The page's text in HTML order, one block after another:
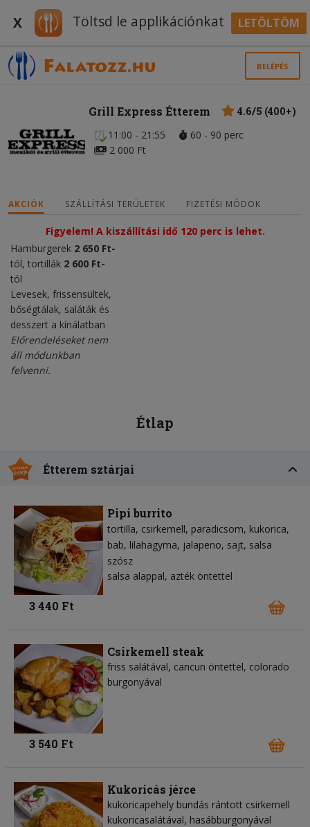
X Töltsd le applikációnkat LETÖLTÖM
BELÉPÉS
Grill Express Étterem
4.6/5 (400+)
11:00 - 21:55
60 - 90 perc
2 000 Ft
AKCIÓK SZÁLLÍTÁSI TERÜLETEK FIZETÉSI MÓDOK
Figyelem! A kiszállítási idő 120 perc is lehet.
Hamburgerek 2 650 Ft-
tól, tortillák 2 600 Ft-
tól
Levesek, frissensültek,
bőségtálak, saláták és
desszert a kínálatban
Előrendeléseket nem
áll módunkban
felvenni.
Étlap
Étterem sztárjai
Pipi burrito
tortilla csirkemell paradicsom kukorica
bab lilahagyma jalapeno sajt salsa
szósz
salsa alappal, azték öntettel
3 440 Ft
Csirkemell steak
friss salátával, cancun öntettel, colorado
burgonyával
3 540 Ft
Kukoricás jérce
kukoricapehely bundás rántott csirkemell
kukoricasalátával, hasábburgonyával